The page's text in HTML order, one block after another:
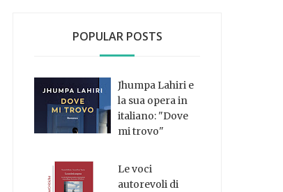
POPULAR POSTS
Jhumpa Lahiri e
la sua opera in
italiano: "Dove
mi trovo"
Le voci
autorevoli di